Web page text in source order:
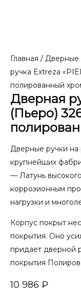
Главная / Дверные
ручка Extreza
полированный
Дверная
(Пьеро)
Дверные ручки на
крупнейших
— Латунь
коррозионным
нагрузки и
Корпус покрыт
покрытия. Оно
придает дверной
покрытия
10 986 ₽